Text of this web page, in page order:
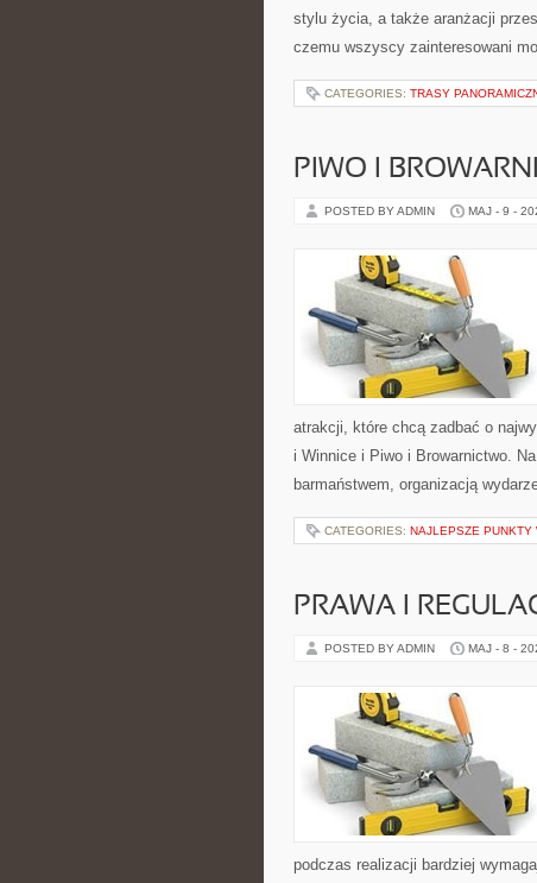
stylu życia, a także aranżacji
czemu wszyscy zainteresowani
CATEGORIES: TRASY
PIWO I
POSTED BY ADMIN MAJ - 9 -
atrakcji, które chcą zadbać o
i Winnice i Piwo i Browarnictwo.
barmaństwem, organizacją
CATEGORIES: NAJLEPSZE PUNKTY
PRAWA I
POSTED BY ADMIN MAJ - 8 -
podczas realizacji bardziej